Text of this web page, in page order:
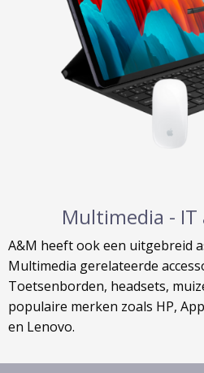
Multimedia - IT
A&M heeft ook een uitgebreid
Multimedia gerelateerde
Toetsenborden, headsets,
populaire merken zoals HP,
en Lenovo.